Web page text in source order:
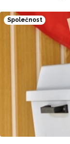
události se
Společnost